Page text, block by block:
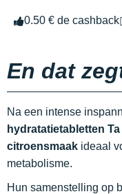
0.50 € de cashback
En dat
Na een intense
hydratatietabletten
citroensmaak ideaal
metabolisme.
Hun samenstelling op